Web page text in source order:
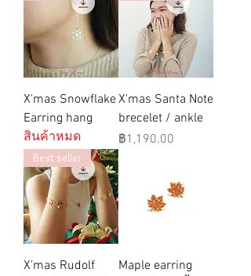
X'mas Snowflake
Earring hang
สินค้าหมด
X'mas Santa Note
brecelet / ankle
ราคา
฿1,190.00
Best seller
X'mas Rudolf
Maple earring